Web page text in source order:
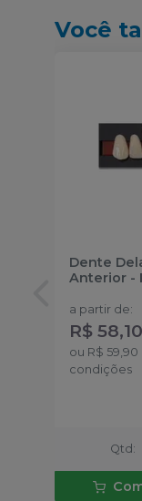
Você
Dente
Anterior -
a partir de:
R$ 58,10
ou R$ 59,90
condições
Qtd :